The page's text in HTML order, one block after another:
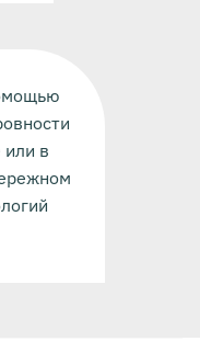
или в